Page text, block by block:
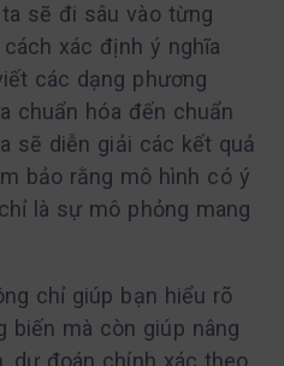
sẽ đi sâu vào từng
xác định ý nghĩa
các dạng phương
chuẩn hóa đến chuẩn
sẽ diễn giải các kết quả
bảo rằng mô hình có ý
là sự mô phỏng mang
chỉ giúp bạn hiểu rõ
biến mà còn giúp nâng